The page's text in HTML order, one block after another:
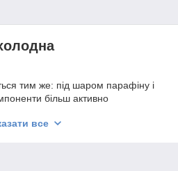
тим же: під шаром парафіну і
більш активно
як правило, помітний відразу і
все